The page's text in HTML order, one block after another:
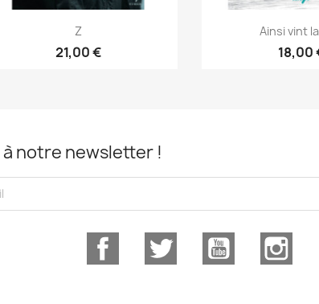
Z
21,00 €
Ainsi vint
18,00
notre newsletter !
Facebook Twitter YouTube